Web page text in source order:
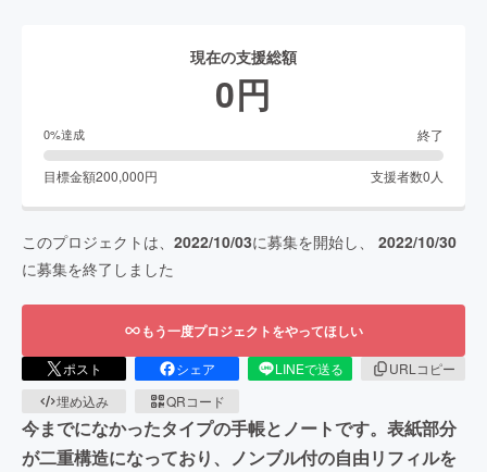
現在の支援総額
0円
0%達成 終了
目標金額200,000円 支援者数0 人
このプロジェクトは、 2022/10/03に募集を開始し、 2022/10/30
に募集を終了しました
もう一度プロジェクトをやってほしい
ポスト シェア LINEで送る
URLコピー
埋め込み
QRコード
今までになかったタイプの手帳とノートです。表紙部分
が二重構造になっており、ノンブル付の自由リフィルを